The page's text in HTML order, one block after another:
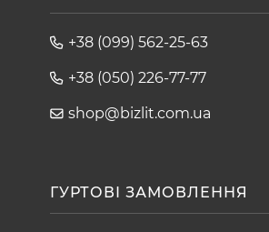
+38 (099) 562-25-63
+38 (050) 226-77-77
shop@bizlit.com.ua
ГУРТОВІ ЗАМОВЛЕННЯ